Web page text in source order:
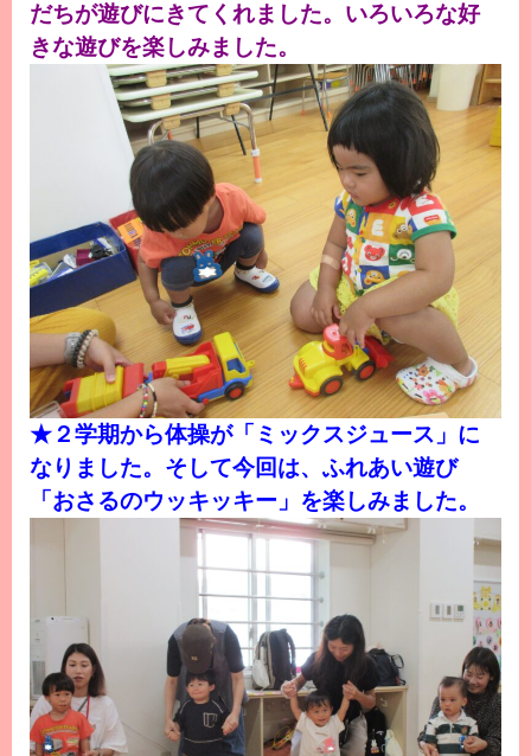
だちが遊びにきてくれました。いろいろな好
きな遊びを楽しみました。
★２学期から体操が「ミックスジュース」に
なりました。そして今回は、ふれあい遊び
「おさるのウッキッキー」を楽しみました。